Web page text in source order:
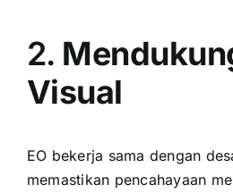
2.
Visual
EO bekerja sama dengan
memastikan pencahayaan